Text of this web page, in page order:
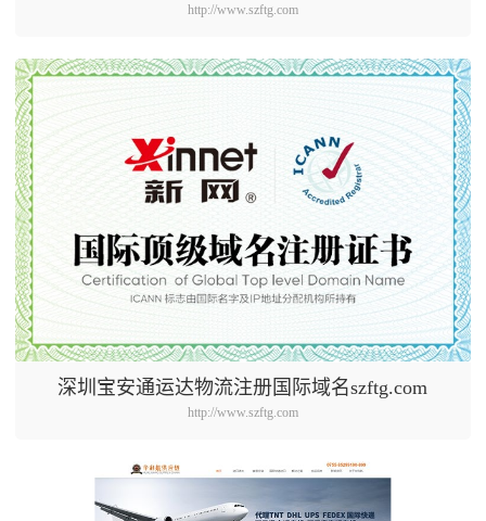
http://www.szftg.com
深圳宝安通运达物流注册国际域名szftg.com
http://www.szftg.com